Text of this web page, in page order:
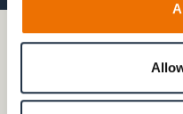
03 EINFACHE
Einfache